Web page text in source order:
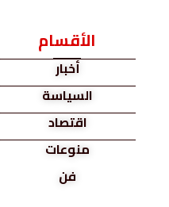
الأقسام
أخبار
السياسة
اقتصاد
منوعات
فن